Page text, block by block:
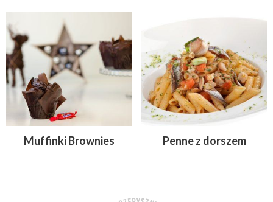
Muffinki Brownies Penne z dorszem